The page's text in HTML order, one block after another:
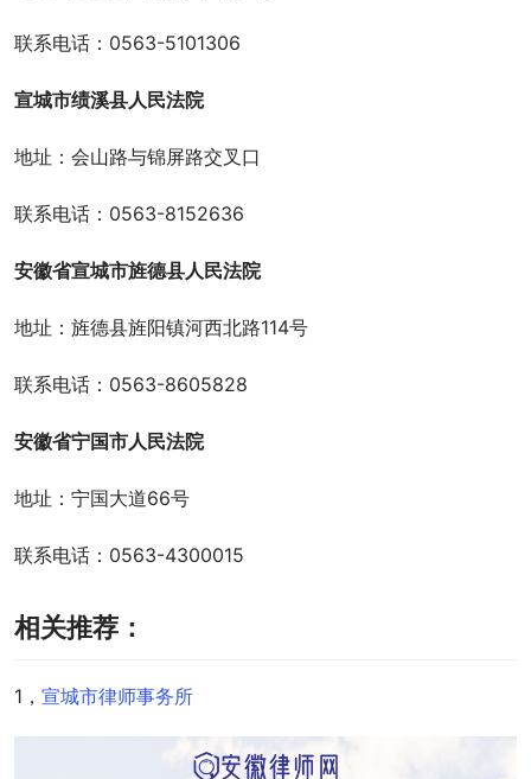
联系电话：0563-5101306
宣城市绩溪县人民法院
地址：会山路与锦屏路交叉口
联系电话：0563-8152636
安徽省宣城市旌德县人民法院
地址：旌德县旌阳镇河西北路114号
联系电话：0563-8605828
安徽省宁国市人民法院
地址：宁国大道66号
联系电话：0563-4300015
相关推荐：
1， 宣城市律师事务所